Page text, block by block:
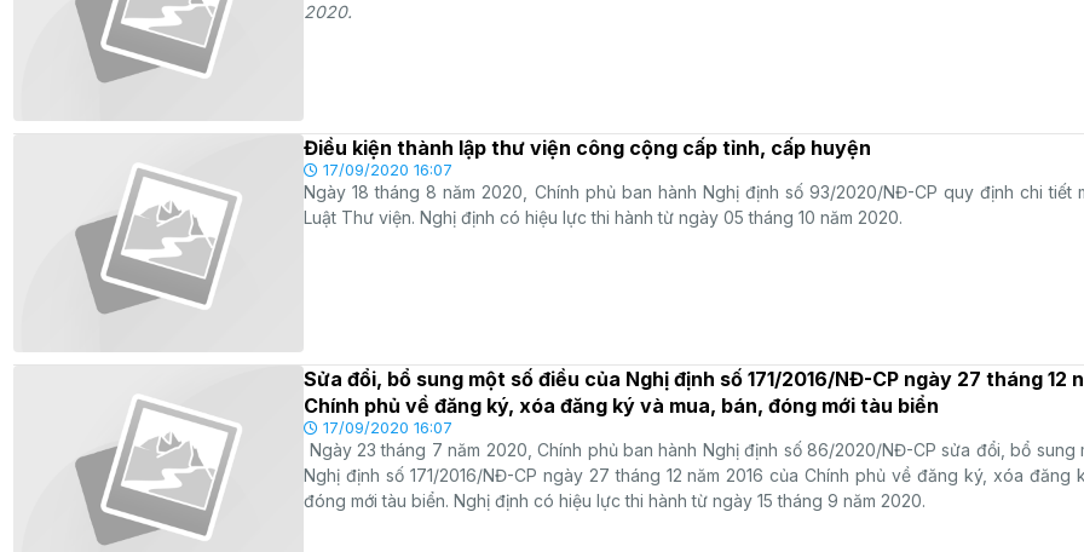
2020.
Điều kiện thành lập thư viện công cộng cấp tỉnh, cấp huyện
17/09/2020 16:07
Ngày 18 tháng 8 năm 2020, Chính phủ ban hành Nghị định số 93/2020/NĐ-CP quy định chi tiết
Luật Thư viện. Nghị định có hiệu lực thi hành từ ngày 05 tháng 10 năm 2020.
Sửa đổi, bổ sung một số điều của Nghị định số 171/2016/NĐ-CP ngày 27 tháng 12
Chính phủ về đăng ký, xóa đăng ký và mua, bán, đóng mới tàu biển
17/09/2020 16:07
Ngày 23 tháng 7 năm 2020, Chính phủ ban hành Nghị định số 86/2020/NĐ-CP sửa đổi, bổ sung
Nghị định số 171/2016/NĐ-CP ngày 27 tháng 12 năm 2016 của Chính phủ về đăng ký, xóa đăng
đóng mới tàu biển. Nghị định có hiệu lực thi hành từ ngày 15 tháng 9 năm 2020.